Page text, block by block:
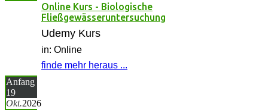
Online Kurs - Biologische
Fließgewässeruntersuchung
Udemy Kurs
in: Online
finde mehr heraus ...
Anfang
19
Okt.2026